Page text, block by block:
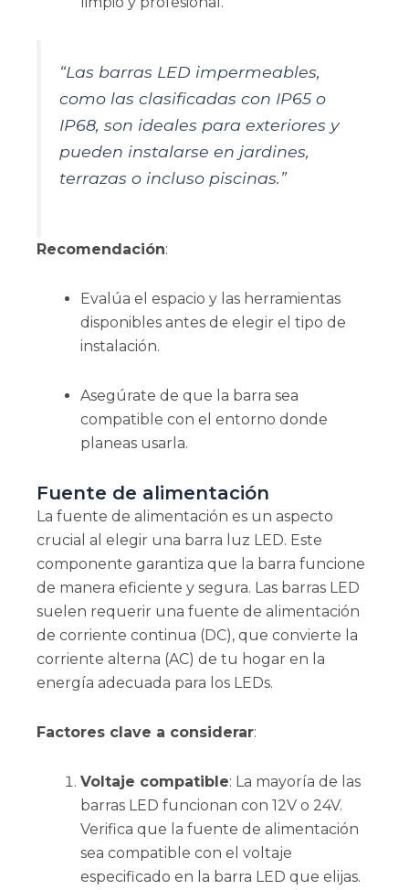
“Las barras LED impermeables,
como las clasificadas con IP65 o
IP68, son ideales para exteriores y
pueden instalarse en jardines,
terrazas o incluso piscinas.”
Recomendación:
Evalúa el espacio y las herramientas
disponibles antes de elegir el tipo de
instalación.
Asegúrate de que la barra sea
compatible con el entorno donde
planeas usarla.
Fuente de alimentación
La fuente de alimentación es un aspecto
crucial al elegir una barra luz LED. Este
componente garantiza que la barra funcione
de manera eficiente y segura. Las barras LED
suelen requerir una fuente de alimentación
de corriente continua (DC), que convierte la
corriente alterna (AC) de tu hogar en la
energía adecuada para los LEDs.
Factores clave a considerar:
Voltaje compatible: La mayoría de las
barras LED funcionan con 12V o 24V.
Verifica que la fuente de alimentación
sea compatible con el voltaje
especificado en la barra LED que elijas.